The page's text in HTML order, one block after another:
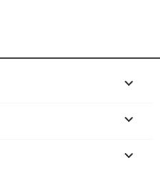


